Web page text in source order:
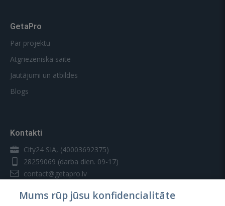
GetaPro
Par projektu
Atgriezeniskā saite
Jautājumi un atbildes
Blogs
Kontakti
City24 SIA, (40003692375)
28259069 (darba dien. 09-17)
contact@getapro.lv
Mums rūp jūsu konfidencialitāte